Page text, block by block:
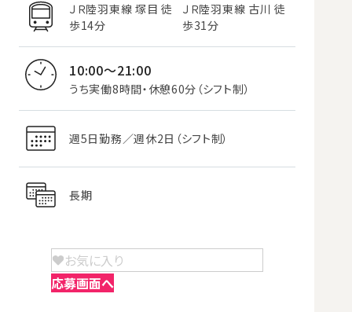
ＪＲ陸羽東線 塚目 徒
歩14分
ＪＲ陸羽東線 古川 徒
歩31分
10:00～21:00
うち実働8時間・休憩60分（シフト制）
週5日勤務／週休2日（シフト制）
長期
お気に入り
応募画面へ